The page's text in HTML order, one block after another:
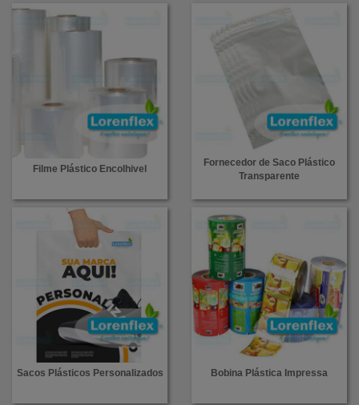
Filme Plástico Encolhivel
Fornecedor de Saco Plástico
Transparente
Sacos Plásticos Personalizados Bobina Plástica Impressa